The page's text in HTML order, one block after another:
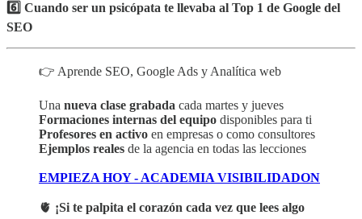
6️⃣ Cuando ser un psicópata te llevaba al Top 1 de Google del
SEO
👉 Aprende SEO, Google Ads y Analítica web
Una nueva clase grabada cada martes y jueves
Formaciones internas del equipo disponibles para ti
Profesores en activo en empresas o como consultores
Ejemplos reales de la agencia en todas las lecciones
EMPIEZA HOY - ACADEMIA VISIBILIDADON
🫀 ¡Si te palpita el corazón cada vez que lees algo